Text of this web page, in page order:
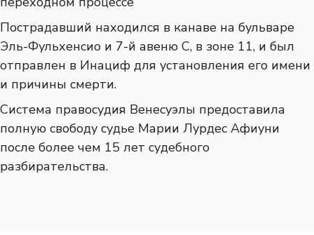
Пострадавший находился в канаве на бульваре
Эль-Фульхенсио и 7-й авеню С, в зоне 11, и был
отправлен в Инациф для установления его имени
и причины смерти.
Система правосудия Венесуэлы предоставила
полную свободу судье Марии Лурдес Афиуни
после более чем 15 лет судебного
разбирательства.